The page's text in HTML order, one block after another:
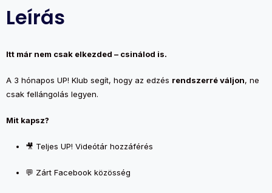
Leírás
Itt már nem csak elkezded – csinálod is.
A 3 hónapos UP! Klub segít, hogy az edzés rendszerré váljon, ne
csak fellángolás legyen.
Mit kapsz?
🎥 Teljes UP! Videótár hozzáférés
💬 Zárt Facebook közösség